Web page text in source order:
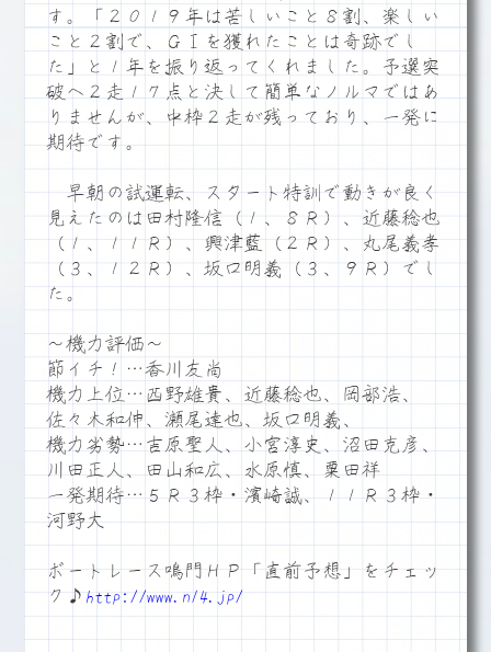
す。「２０１９年は苦しいこと８割、楽しい
こと２割で、ＧⅠを獲れたことは奇跡でし
た」と１年を振り返ってくれました。予選突
破へ２走１７点と決して簡単なノルマではあ
りませんが、中枠２走が残っており、一発に
期待です。
早朝の試運転、スタート特訓で動きが良く
見えたのは田村隆信（１、８Ｒ）、近藤稔也
（１、１１Ｒ）、興津藍（２Ｒ）、丸尾義孝
（３、１２Ｒ）、坂口明義（３、９Ｒ）でし
た。
～機力評価～
節イチ！…香川友尚
機力上位…西野雄貴、近藤稔也、岡部浩、
佐々木和伸、瀬尾達也、坂口明義、
機力劣勢…吉原聖人、小宮淳史、沼田克彦、
川田正人、田山和広、水原慎、粟田祥
一発期待…５Ｒ３枠・濱崎誠、１１Ｒ３枠・
河野大
ボートレース鳴門ＨＰ「直前予想」をチェッ
ク♪ http://www.n14.jp/